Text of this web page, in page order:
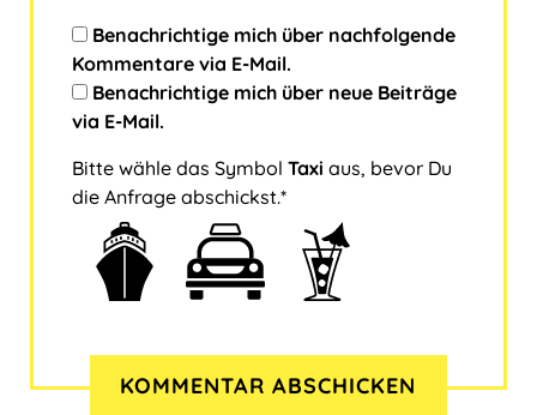
Benachrichtige mich über nachfolgende
Kommentare via E-Mail.
Benachrichtige mich über neue Beiträge
via E-Mail.
Bitte wähle das Symbol Taxi aus, bevor Du
die Anfrage abschickst.*
ä